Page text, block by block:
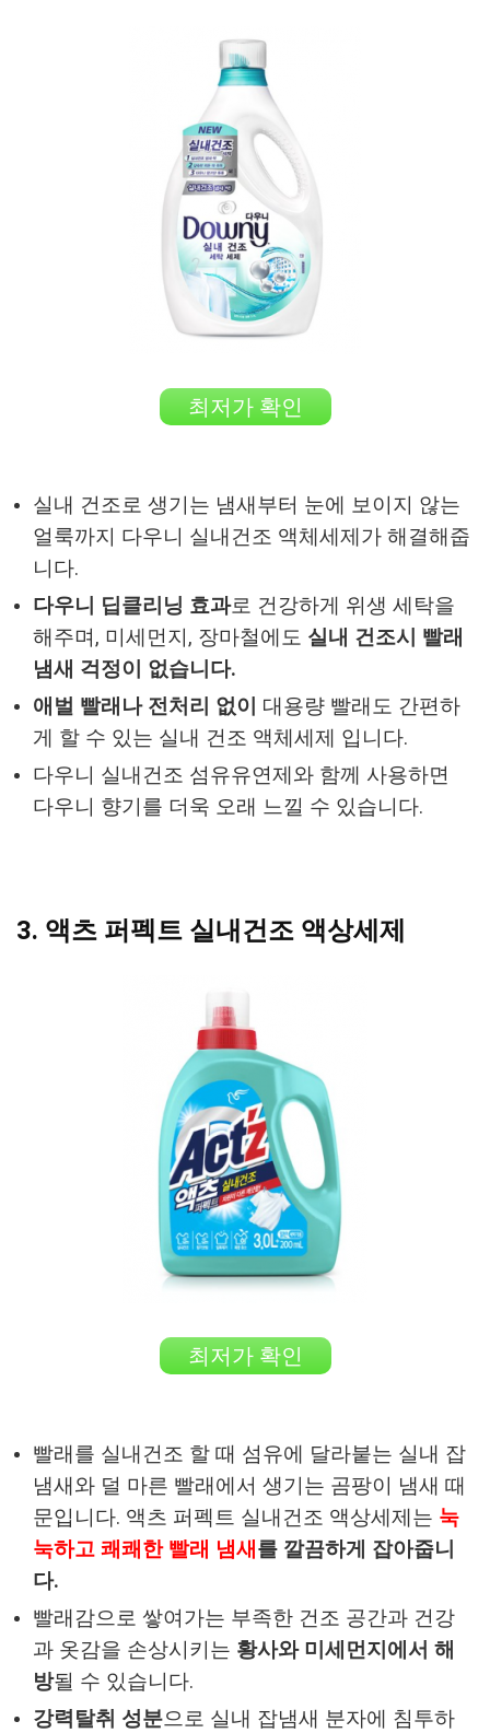
최저가 확인
실내 건조로 생기는 냄새부터 눈에 보이지 않는
얼룩까지 다우니 실내건조 액체세제가 해결해줍
니다.
다우니 딥클리닝 효과로 건강하게 위생 세탁을
해주며, 미세먼지, 장마철에도 실내 건조시 빨래
냄새 걱정이 없습니다.
애벌 빨래나 전처리 없이 대용량 빨래도 간편하
게 할 수 있는 실내 건조 액체세제 입니다.
다우니 실내건조 섬유유연제와 함께 사용하면
다우니 향기를 더욱 오래 느낄 수 있습니다.
3. 액츠 퍼펙트 실내건조 액상세제
최저가 확인
빨래를 실내건조 할 때 섬유에 달라붙는 실내 잡
냄새와 덜 마른 빨래에서 생기는 곰팡이 냄새 때
문입니다. 액츠 퍼펙트 실내건조 액상세제는 눅
눅하고 쾌쾌한 빨래 냄새 를 깔끔하게 잡아줍니
다.
빨래감으로 쌓여가는 부족한 건조 공간과 건강
과 옷감을 손상시키는 황사와 미세먼지에서 해
방될 수 있습니다.
강력탈취 성분으로 실내 잡냄새 분자에 침투하